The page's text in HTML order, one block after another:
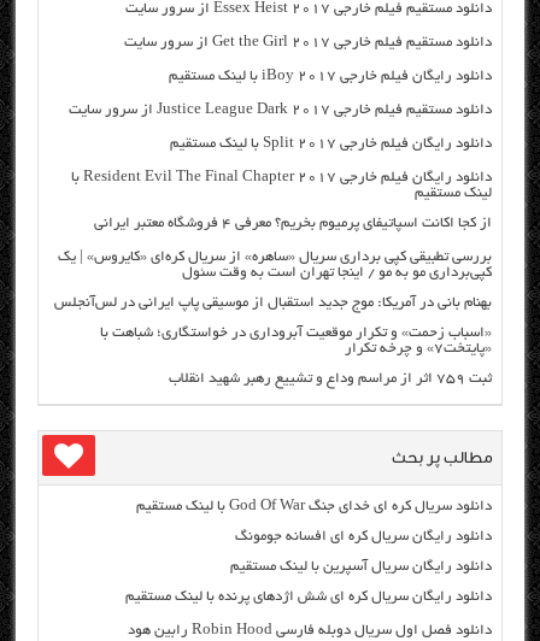
دانلود مستقیم فیلم خارجی Essex Heist 2017 از سرور سایت
دانلود مستقیم فیلم خارجی Get the Girl 2017 از سرور سایت
دانلود رایگان فیلم خارجی iBoy 2017 با لینک مستقیم
دانلود مستقیم فیلم خارجی Justice League Dark 2017 از سرور سایت
دانلود رایگان فیلم خارجی Split 2017 با لینک مستقیم
دانلود رایگان فیلم خارجی Resident Evil The Final Chapter 2017 با
لینک مستقیم
از کجا اکانت اسپاتیفای پرمیوم بخریم؟ معرفی ۴ فروشگاه معتبر ایرانی
بررسی تطبیقی کپی برداری سریال «ساهره» از سریال کره‌ای «کایروس» | یک
کپی‌برداری مو به مو / اینجا تهران است به وقت سئول
بهنام بانی در آمریکا: موج جدید استقبال از موسیقی پاپ ایرانی در لس‌آنجلس
«اسباب زحمت» و تکرار موقعیت آبروداری در خواستگاری؛ شباهت با
«پایتخت۷» و چرخه تکرار
ثبت ۷۵۹ اثر از مراسم وداع و تشییع رهبر شهید انقلاب
مطالب پر بحث
دانلود سریال کره ای خدای جنگ God Of War با لینک مستقیم
دانلود رایگان سریال کره ای افسانه جومونگ
دانلود رایگان سریال آسپرین با لینک مستقیم
دانلود رایگان سریال کره ای شش اژدهای پرنده با لینک مستقیم
دانلود فصل اول سریال دوبله فارسی Robin Hood رابین هود